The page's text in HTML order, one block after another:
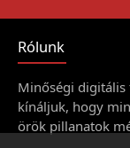
Rólunk
Minőségi digitális
kínáljuk, hogy
örök pillanatok